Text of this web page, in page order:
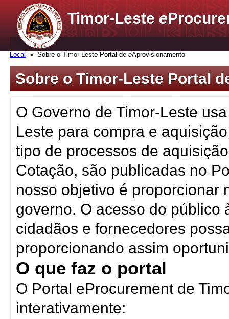
Timor-Lestee
Local Sobre o Timor-Leste Portal deeAprovisionamento
Sobre o Timor-Leste Portal
O Governo de Timor-Leste
Leste para compra e
tipo de processos de
Cotação, são publicadas no
nosso objetivo é proporcionar
governo. O acesso do público
cidadãos e fornecedores
proporcionando assim
O que faz o portal
O Portal eProcurement de
interativamente: